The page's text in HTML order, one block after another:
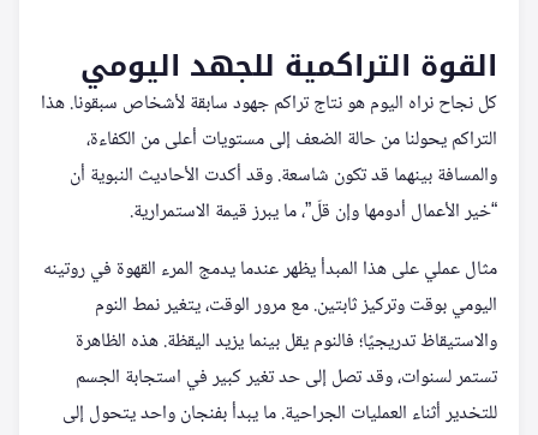
القوة التراكمية للجهد اليومي
كل نجاح نراه اليوم هو نتاج تراكم جهود سابقة لأشخاص سبقونا. هذا
التراكم يحولنا من حالة الضعف إلى مستويات أعلى من الكفاءة،
والمسافة بينهما قد تكون شاسعة. وقد أكدت الأحاديث النبوية أن
“خير الأعمال أدومها وإن قلّ”، ما يبرز قيمة الاستمرارية.
مثال عملي على هذا المبدأ يظهر عندما يدمج المرء القهوة في روتينه
اليومي بوقت وتركيز ثابتين. مع مرور الوقت، يتغير نمط النوم
والاستيقاظ تدريجيًا؛ فالنوم يقل بينما يزيد اليقظة. هذه الظاهرة
تستمر لسنوات، وقد تصل إلى حد تغير كبير في استجابة الجسم
للتخدير أثناء العمليات الجراحية. ما يبدأ بفنجان واحد يتحول إلى